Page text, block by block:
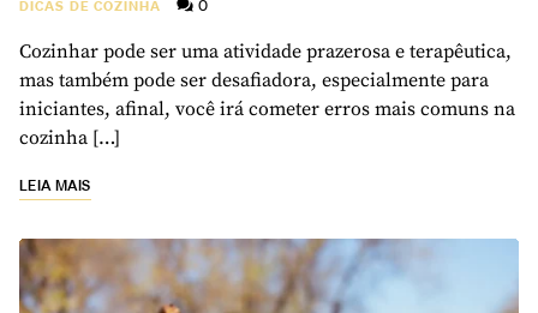
DICAS DE COZINHA 0
Cozinhar pode ser uma atividade prazerosa e terapêutica,
mas também pode ser desafiadora, especialmente para
iniciantes, afinal, você irá cometer erros mais comuns na
cozinha […]
LEIA MAIS